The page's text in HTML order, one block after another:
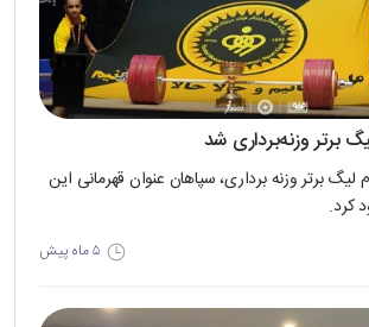
برتر وزنه‌برداری شد
لیگ برتر وزنه برداری، سپاهان عنوان قهرمانی این
کرد.
۵ ماه پیش